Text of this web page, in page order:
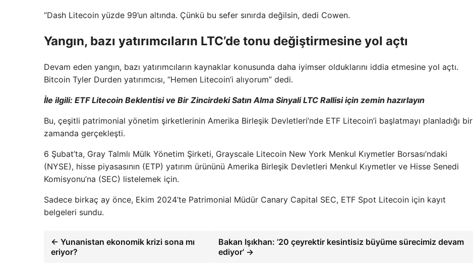
“Dash Litecoin yüzde 99’un altında. Çünkü bu sefer sınırda değilsin, dedi Cowen.
Yangın, bazı yatırımcıların LTC’de tonu değiştirmesine yol açtı
Devam eden yangın, bazı yatırımcıların kaynaklar konusunda daha iyimser olduklarını iddia etmesine yol açtı.
Bitcoin Tyler Durden yatırımcısı, “Hemen Litecoin’i alıyorum” dedi.
İle ilgili: ETF Litecoin Beklentisi ve Bir Zincirdeki Satın Alma Sinyali LTC Rallisi için zemin hazırlayın
Bu, çeşitli patrimonial yönetim şirketlerinin Amerika Birleşik Devletleri’nde ETF Litecoin’i başlatmayı planladığı bir
zamanda gerçekleşti.
6 Şubat’ta, Gray Talmlı Mülk Yönetim Şirketi, Grayscale Litecoin New York Menkul Kıymetler Borsası’ndaki
(NYSE), hisse piyasasının (ETP) yatırım ürününü Amerika Birleşik Devletleri Menkul Kıymetler ve Hisse Senedi
Komisyonu’na (SEC) listelemek için.
Sadece birkaç ay önce, Ekim 2024’te Patrimonial Müdür Canary Capital SEC, ETF Spot Litecoin için kayıt
belgeleri sundu.
← Yunanistan ekonomik krizi sona mı
eriyor?
Bakan Işıkhan: ’20 çeyrektir kesintisiz büyüme sürecimiz devam
ediyor’ →